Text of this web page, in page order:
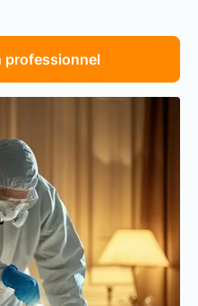
professionnel